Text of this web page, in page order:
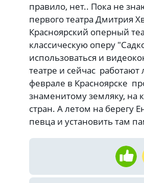
правило, нет.. Пока не
первого театра Дмитрия
Красноярский оперный
классическую оперу
использоваться и
театре и сейчас
феврале в Красноярске
знаменитому земляку, на
стран. А летом на берегу
певца и установить там